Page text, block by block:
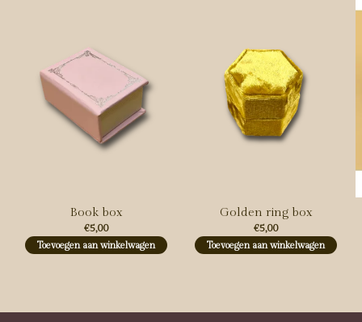
Book box
€5,00
Toevoegen aan winkelwagen
Golden ring box
€5,00
Toevoegen aan winkelwagen